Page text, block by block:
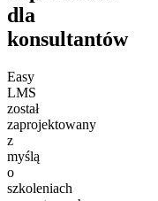
dla
konsultantów
Easy
LMS
został
zaprojektowany
z
myślą
o
szkoleniach